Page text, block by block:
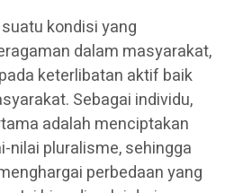
kondisi yang
dalam masyarakat,
keterlibatan aktif baik
Sebagai individu,
adalah menciptakan
nilai pluralisme, sehingga
perbedaan yang